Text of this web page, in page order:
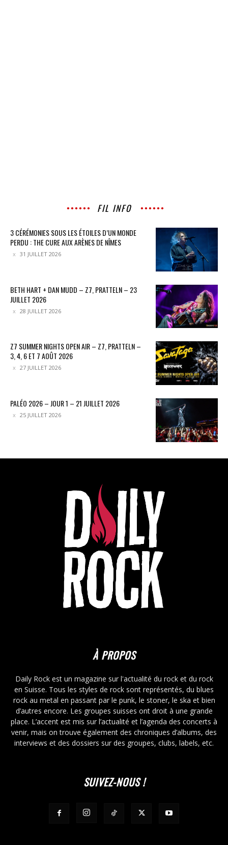
FIL INFO
3 CÉRÉMONIES SOUS LES ÉTOILES D’UN MONDE
PERDU : THE CURE AUX ARÈNES DE NÎMES
31 JUILLET 2026
BETH HART + DAN MUDD – Z7, PRATTELN – 23
JUILLET 2026
28 JUILLET 2026
Z7 SUMMER NIGHTS OPEN AIR – Z7, PRATTELN –
3, 4, 6 ET 7 AOÛT 2026
27 JUILLET 2026
PALÉO 2026 – JOUR 1 – 21 JUILLET 2026
25 JUILLET 2026
À PROPOS
Daily Rock est un magazine sur l'actualité du rock et du rock
en Suisse. Tous les styles de rock sont représentés, du blues
rock au metal en passant par le punk, le stoner, le ska et bien
d’autres encore. Les groupes suisses ont droit à une grande
place. L’accent est mis sur l’actualité et l’agenda des concerts à
venir, mais on trouve également des chroniques d’albums, des
interviews et des dossiers sur des groupes, clubs, labels, etc.
SUIVEZ-NOUS !